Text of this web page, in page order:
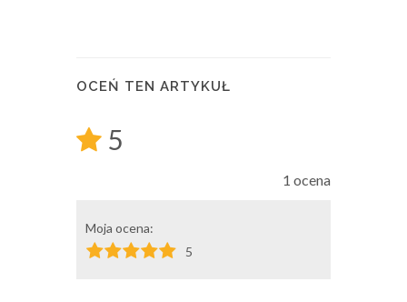
OCEŃ TEN ARTYKUŁ
5
1 ocena
Moja ocena:
5